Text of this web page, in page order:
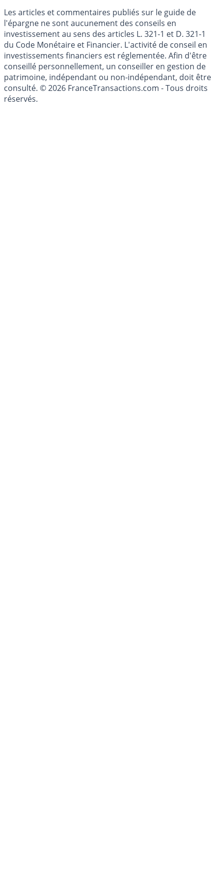
Les articles et commentaires publiés sur le guide de
l'épargne ne sont aucunement des conseils en
investissement au sens des articles L. 321-1 et D. 321-1
du Code Monétaire et Financier. L'activité de conseil en
investissements financiers est réglementée. Afin d'être
conseillé personnellement, un conseiller en gestion de
patrimoine, indépendant ou non-indépendant, doit être
consulté. © 2026 FranceTransactions.com - Tous droits
réservés.